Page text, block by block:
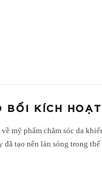
BỐI KÍCH
mỹ phẩm chăm sóc da
đã tạo nên làn sóng trong thế